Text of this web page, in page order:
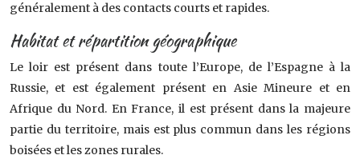
généralement à des contacts courts et rapides.
Habitat et répartition géographique
Le loir est présent dans toute l’Europe, de l’Espagne à la
Russie, et est également présent en Asie Mineure et en
Afrique du Nord. En France, il est présent dans la majeure
partie du territoire, mais est plus commun dans les régions
boisées et les zones rurales.